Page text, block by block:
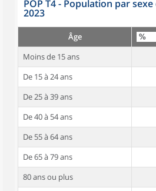
POP T4 - Population par
2023
Âge
Moins de 15 ans
De 15 à 24 ans
De 25 à 39 ans
De 40 à 54 ans
De 55 à 64 ans
De 65 à 79 ans
80 ans ou plus